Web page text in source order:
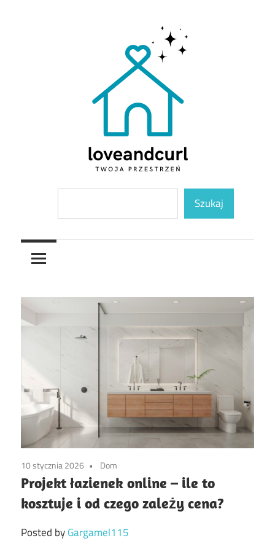
Loveandcurl Szukaj
10 stycznia 2026 Dom
Projekt łazienek online – ile to
kosztuje i od czego zależy cena?
Posted byGargamel115